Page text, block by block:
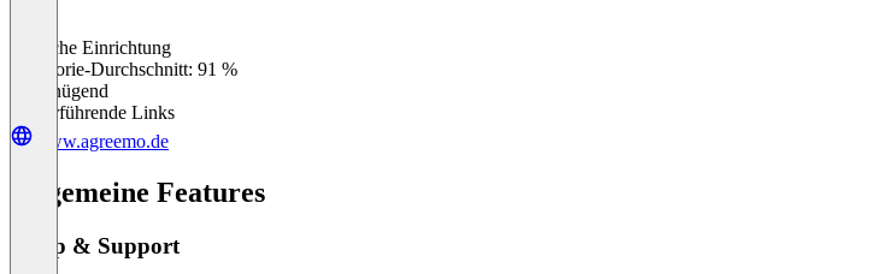
Einfache Einrichtung
Kategorie-Durchschnitt: 91 %
Ungenügend
Weiterführende Links
www.agreemo.de
Allgemeine Features
Setup & Support